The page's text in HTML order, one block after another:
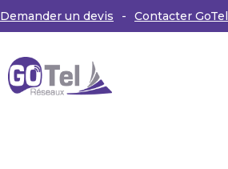
Demander un devis - Contacter GoTel